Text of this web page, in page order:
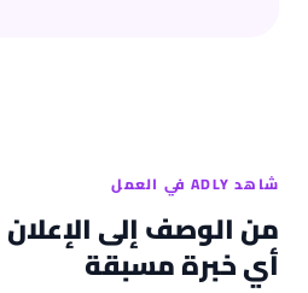
شاهد ADLY في العمل
من الوصف إلى
أي خبرة مسبقة